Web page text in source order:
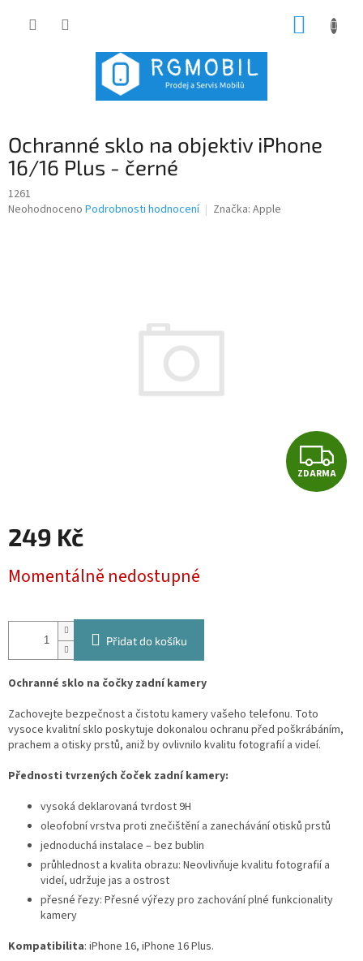
Ochranné sklo na objektiv iPhone
16/16 Plus - černé
1261
Průměrné
Neohodnoceno Podrobnosti hodnocení Značka: Apple
Z
D
ZDARMA
249 Kč
cena:
Momentálně nedostupné
Přidat do košíku
Ochranné sklo na čočky zadní kamery
Zachovejte bezpečnost a čistotu kamery vašeho telefonu. Toto
vysoce kvalitní sklo poskytuje dokonalou ochranu před poškrábáním,
prachem a otisky prstů, aniž by ovlivnilo kvalitu fotografií a videí.
Přednosti tvrzených čoček zadní kamery:
vysoká deklarovaná tvrdost 9H
oleofobní vrstva proti znečištění a zanechávání otisků prstů
jednoduchá instalace – bez bublin
průhlednost a kvalita obrazu: Neovlivňuje kvalitu fotografií a
videí, udržuje jas a ostrost
přesné řezy: Přesné výřezy pro zachování plné funkcionality
kamery
Kompatibilita: iPhone 16, iPhone 16 Plus.